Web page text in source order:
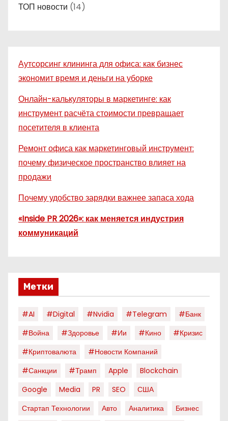
ТОП новости (14)
Аутсорсинг клининга для офиса: как бизнес
экономит время и деньги на уборке
Онлайн-калькуляторы в маркетинге: как
инструмент расчёта стоимости превращает
посетителя в клиента
Ремонт офиса как маркетинговый инструмент:
почему физическое пространство влияет на
продажи
Почему удобство зарядки важнее запаса хода
«Inside PR 2026»: как меняется индустрия
коммуникаций
Метки
#AI #digital #nvidia #telegram
#банк
#война
#здоровье #ии #кино
#кризис
#криптовалюта
#новости Компаний
#санкции
#трамп Apple
Blockchain
Google
Media PR SEO
США
Стартап Технологии
Авто Аналитика
Бизнес